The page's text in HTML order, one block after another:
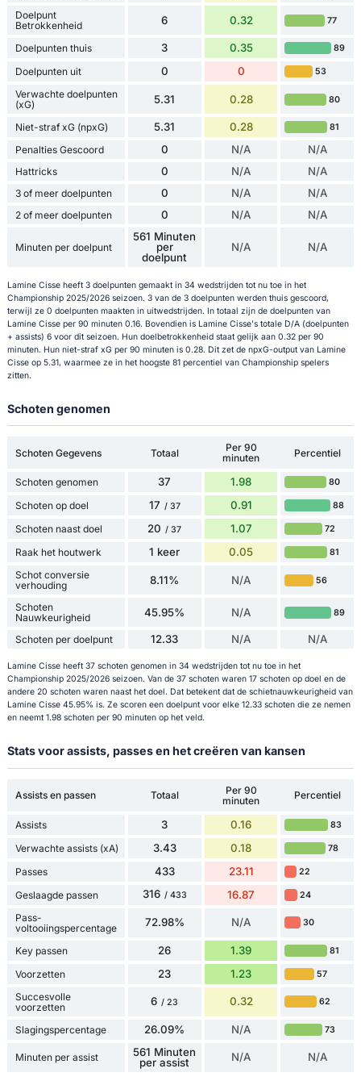
Doelpunt
Betrokkenheid
6 0.32 77
Doelpunten thuis 3 0.35 89
Doelpunten uit 0 0 53
Verwachte doelpunten
(xG)
5.31 0.28 80
Niet-straf xG (npxG) 5.31 0.28 81
Penalties Gescoord 0 N/A N/A
Hattricks 0 N/A N/A
3 of meer doelpunten 0 N/A N/A
2 of meer doelpunten 0 N/A N/A
Minuten per doelpunt
561 Minuten
per
doelpunt
N/A N/A
Lamine Cisse heeft 3 doelpunten gemaakt in 34 wedstrijden tot nu toe in het
Championship 2025/2026 seizoen. 3 van de 3 doelpunten werden thuis gescoord,
terwijl ze 0 doelpunten maakten in uitwedstrijden. In totaal zijn de doelpunten van
Lamine Cisse per 90 minuten 0.16. Bovendien is Lamine Cisse's totale D/A (doelpunten
+ assists) 6 voor dit seizoen. Hun doelbetrokkenheid staat gelijk aan 0.32 per 90
minuten. Hun niet-straf xG per 90 minuten is 0.28. Dit zet de npxG-output van Lamine
Cisse op 5.31, waarmee ze in het hoogste 81 percentiel van Championship spelers
zitten.
Schoten genomen
Schoten Gegevens Totaal
Per 90
minuten
Percentiel
Schoten genomen 37 1.98 80
Schoten op doel 17 / 37 0.91 88
Schoten naast doel 20 / 37 1.07 72
Raak het houtwerk 1 keer 0.05 81
Schot conversie
verhouding
8.11% N/A 56
Schoten
Nauwkeurigheid
45.95% N/A 89
Schoten per doelpunt 12.33 N/A N/A
Lamine Cisse heeft 37 schoten genomen in 34 wedstrijden tot nu toe in het
Championship 2025/2026 seizoen. Van de 37 schoten waren 17 schoten op doel en de
andere 20 schoten waren naast het doel. Dat betekent dat de schietnauwkeurigheid van
Lamine Cisse 45.95% is. Ze scoren een doelpunt voor elke 12.33 schoten die ze nemen
en neemt 1.98 schoten per 90 minuten op het veld.
Stats voor assists, passes en het creëren van kansen
Assists en passen Totaal
Per 90
minuten
Percentiel
Assists 3 0.16 83
Verwachte assists (xA) 3.43 0.18 78
Passes 433 23.11 22
Geslaagde passen 316 / 433 16.87 24
Pass-
voltooiingspercentage
72.98% N/A 30
Key passen 26 1.39 81
Voorzetten 23 1.23 57
Succesvolle
voorzetten
6 / 23 0.32 62
Slagingspercentage 26.09% N/A 73
Minuten per assist
561 Minuten
per assist
N/A N/A